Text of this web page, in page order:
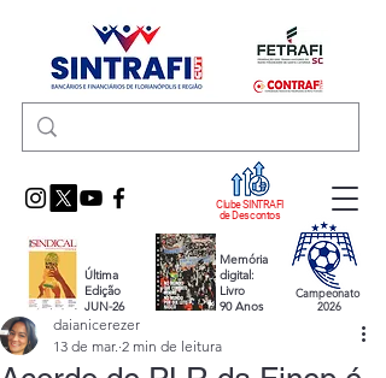
Clube SINTRAFI
de Descontos
Última
Edição
JUN-26
Memória
digital:
Livro
90 Anos
Campeonato
2026
daianicerezer
13 de mar. 2 min de leitura